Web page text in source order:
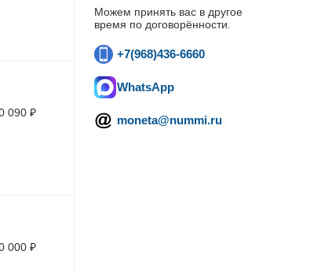
090 ₽
000 ₽
Можем принять вас в другое
время по договорённости.
+7(968)436-6660
WhatsApp
moneta@nummi.ru